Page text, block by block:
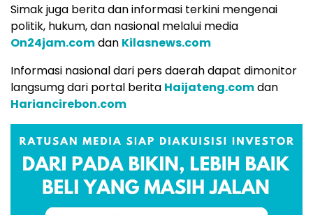
Simak juga berita dan informasi terkini mengenai
politik, hukum, dan nasional melalui media
On24jam.comdan Kilasnews.com
Informasi nasional dari pers daerah dapat dimonitor
langsumg dari portal berita Haijateng.comdan
Hariancirebon.com